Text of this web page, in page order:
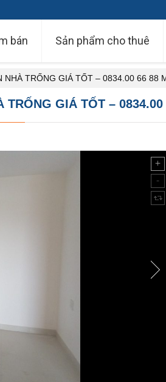
bán Sản phẩm cho thuê
NHÀ TRỐNG GIÁ TỐT – 0834.00 66 88
TRỐNG GIÁ TỐT –